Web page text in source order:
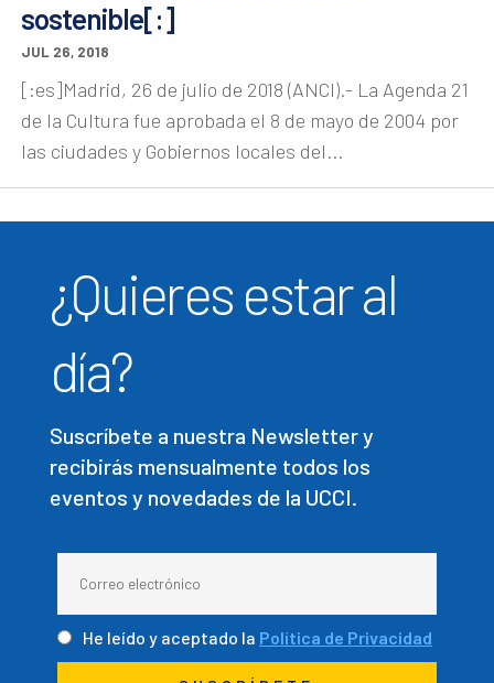
sostenible[:]
JUL 26, 2018
[:es]Madrid, 26 de julio de 2018 (ANCI).- La Agenda 21
de la Cultura fue aprobada el 8 de mayo de 2004 por
las ciudades y Gobiernos locales del...
¿Quieres estar al
día?
Suscríbete a nuestra Newsletter y
recibirás mensualmente todos los
eventos y novedades de la UCCI.
He leído y aceptado la Política de Privacidad